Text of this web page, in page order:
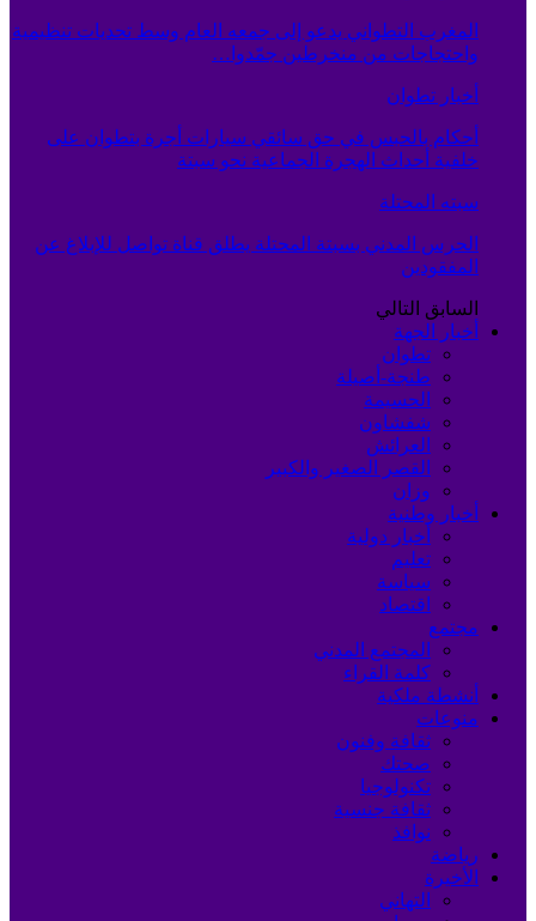
المغرب التطواني يدعو إلى جمعه العام وسط تحديات تنظيمية
واحتجاجات من منخرطين جمّدوا…
أخبار تطوان
أحكام بالحبس في حق سائقي سيارات أجرة بتطوان على
خلفية أحداث الهجرة الجماعية نحو سبتة
سبته المحتلة
الحرس المدني بسبتة المحتلة يطلق قناة تواصل للإبلاغ عن
المفقودين
السابق التالي
أخبار الجهة
تطوان
طنجة-أصيلة
الحسيمة
شفشاون
العرائش
القصر الصغير والكبير
وزان
أخبار وطنية
أخبار دولية
تعليم
سياسة
اقتصاد
مجتمع
المجتمع المدني
كلمة القراء
أنشطة ملكية
منوعات
ثقافة وفنون
صحتك
تكنولوجيا
ثقافة جنسية
نوافذ
رياضة
الأخيرة
التهاني